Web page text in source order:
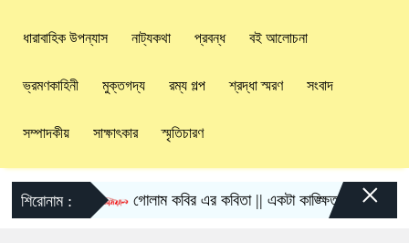
ধারাবাহিক উপন্যাস নাট্যকথা প্রবন্ধ বই আলোচনা
ভ্রমণকাহিনী মুক্তগদ্য রম্য গল্প শ্রদ্ধা স্মরণ সংবাদ
সম্পাদকীয় সাক্ষাৎকার স্মৃতিচারণ
শিরোনাম : গোলাম কবির এর কবিতা || একটা কাঙ্ক্ষিত স্বপ্নের গল্প
×